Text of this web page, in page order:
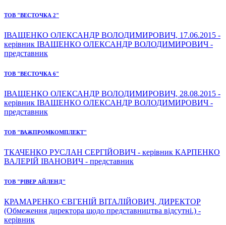
ТОВ "ВЕСТОЧКА 2"
ІВАЩЕНКО ОЛЕКСАНДР ВОЛОДИМИРОВИЧ, 17.06.2015 -
керівник ІВАЩЕНКО ОЛЕКСАНДР ВОЛОДИМИРОВИЧ -
представник
ТОВ "ВЕСТОЧКА 6"
ІВАЩЕНКО ОЛЕКСАНДР ВОЛОДИМИРОВИЧ, 28.08.2015 -
керівник ІВАЩЕНКО ОЛЕКСАНДР ВОЛОДИМИРОВИЧ -
представник
ТОВ "ВАЖПРОМКОМПЛЕКТ"
ТКАЧЕНКО РУСЛАН СЕРГІЙОВИЧ - керівник КАРПЕНКО
ВАЛЕРІЙ ІВАНОВИЧ - представник
ТОВ "РІВЕР АЙЛЕНД"
КРАМАРЕНКО ЄВГЕНІЙ ВІТАЛІЙОВИЧ, ДИРЕКТОР
(Обмеження директора щодо представництва відсутні.) -
керівник